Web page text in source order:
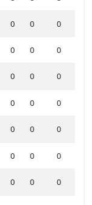
0 0 0
0 0 0
0 0 0
0 0 0
0 0 0
0 0 0
0 0 0